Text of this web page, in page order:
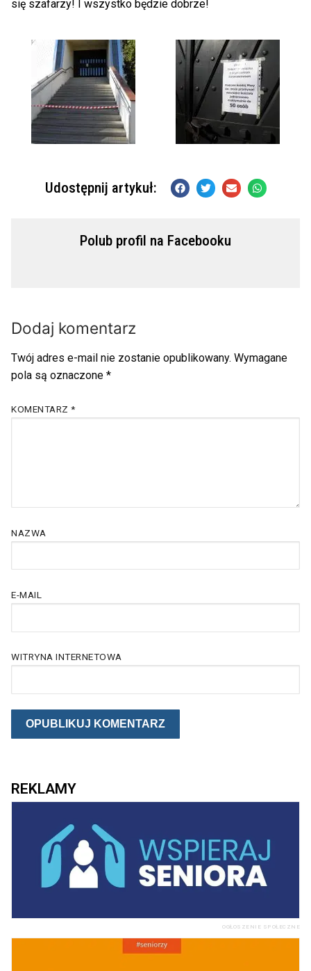
się szafarzy! I wszystko będzie dobrze!
Udostępnij artykuł:
Polub profil na Facebooku
Dodaj komentarz
Twój adres e-mail nie zostanie opublikowany. Wymagane
pola są oznaczone *
KOMENTARZ *
NAZWA
E-MAIL
WITRYNA INTERNETOWA
REKLAMY
OGŁOSZENIE SPOŁECZNE